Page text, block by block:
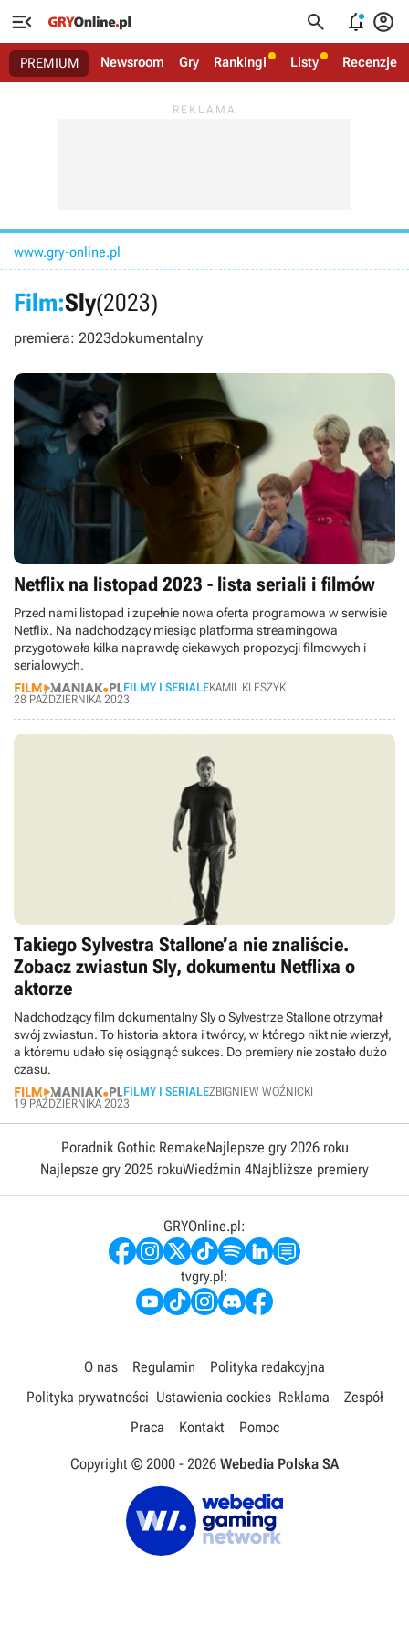
   
PREMIUM Newsroom Gry Rankingi Listy Recenzje
www.gry-online.pl
Film:Sly(2023)
premiera: 2023dokumentalny
Netflix na listopad 2023 - lista seriali i filmów
Przed nami listopad i zupełnie nowa oferta programowa w serwisie
Netflix. Na nadchodzący miesiąc platforma streamingowa
przygotowała kilka naprawdę ciekawych propozycji filmowych i
serialowych.
FILMY I SERIALEKAMIL KLESZYK
28 PAŹDZIERNIKA 2023
Takiego Sylvestra Stallone’a nie znaliście.
Zobacz zwiastun Sly, dokumentu Netflixa o
aktorze
Nadchodzący film dokumentalny Sly o Sylvestrze Stallone otrzymał
swój zwiastun. To historia aktora i twórcy, w którego nikt nie wierzył,
a któremu udało się osiągnąć sukces. Do premiery nie zostało dużo
czasu.
FILMY I SERIALEZBIGNIEW WOŹNICKI
19 PAŹDZIERNIKA 2023
Poradnik Gothic RemakeNajlepsze gry 2026 roku
Najlepsze gry 2025 rokuWiedźmin 4Najbliższe premiery
GRYOnline.pl:
tvgry.pl:
O nas Regulamin
Polityka redakcyjna
Polityka prywatności Ustawienia cookies Reklama
Zespół
Praca
Kontakt Pomoc
Copyright © 2000 - 2026 Webedia Polska SA